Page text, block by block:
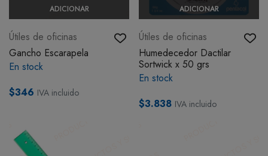
ADICIONAR
Útiles de oficinas
Gancho Escarapela
En stock
$346 IVA incluido
ADICIONAR
Útiles de oficinas
Humedecedor Dactilar
Sortwick x 50 grs
En stock
$3.838 IVA incluido